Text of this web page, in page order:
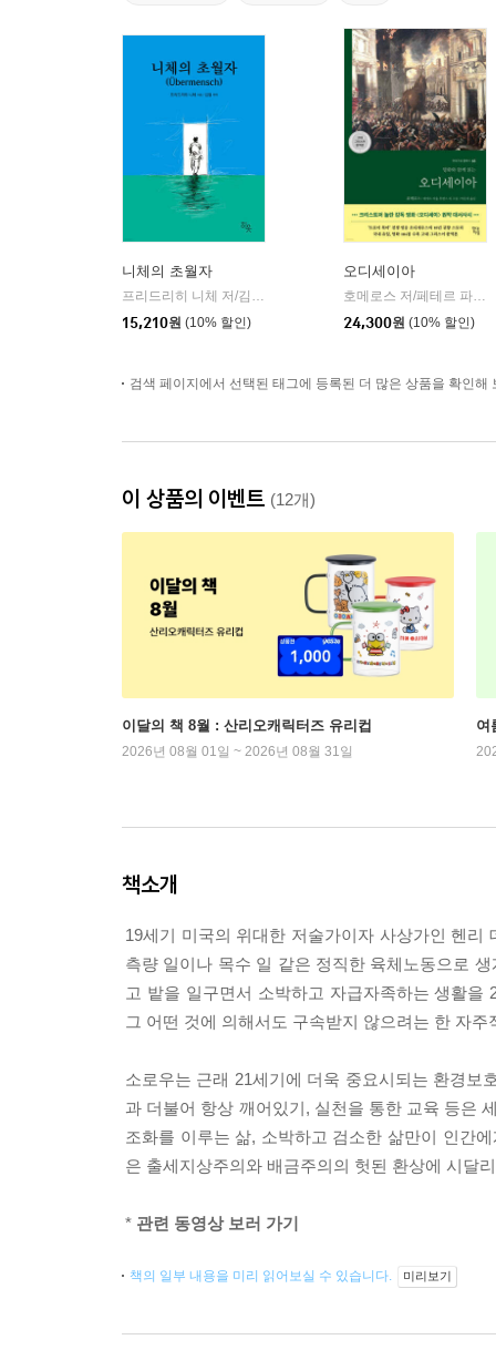
니체의 초월자
프리드리히 니체 저/김철 편역
15,210원 (10% 할인)
오디세이아
호메로스 저/페테르 파울 루벤스 그림/박문재 역
24,300원 (10% 할인)
검색 페이지에서 선택된 태그에 등록된 더 많은 상품을 확인해
이 상품의 이벤트 (12개)
이달의 책 8월 : 산리오캐릭터즈 유리컵
2026년 08월 01일 ~ 2026년 08월 31일
여
책소개
19세기 미국의 위대한 저술가이자 사상가인 헨
측량 일이나 목수 일 같은 정직한 육체노동으로
고 밭을 일구면서 소박하고 자급자족하는 생활
그 어떤 것에 의해서도 구속받지 않으려는 한 자
소로우는 근래 21세기에 더욱 중요시되는 환경보
과 더불어 항상 깨어있기, 실천을 통한 교육 등은
조화를 이루는 삶, 소박하고 검소한 삶만이 인간
은 출세지상주의와 배금주의의 헛된 환상에 시달
* 관련 동영상 보러 가기
책의 일부 내용을 미리 읽어보실 수 있습니다. 미리보기